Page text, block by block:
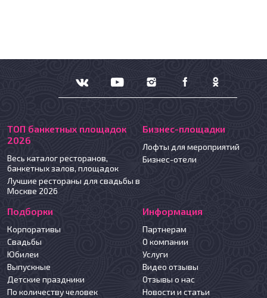
ТОП банкетных площадок
2026
Весь каталог ресторанов,
банкетных залов, площадок
Лучшие рестораны для свадьбы в
Москве 2026
Бизнес-площадки
Лофты для мероприятий
Бизнес-отели
Подборки
Корпоративы
Свадьбы
Юбилеи
Выпускные
Детские праздники
По количеству человек
Информация
Партнерам
О компании
Услуги
Видео отзывы
Отзывы о нас
Новости и статьи